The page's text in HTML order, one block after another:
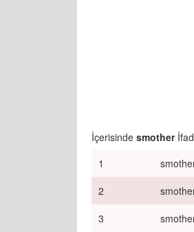
İçerisinde smother
1
2
3